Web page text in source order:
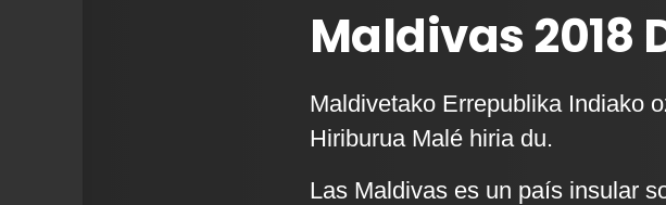
Maldivas 2018
Maldivetako Errepublika Indiako
Hiriburua Malé hiria du.
Las Maldivas es un país insular